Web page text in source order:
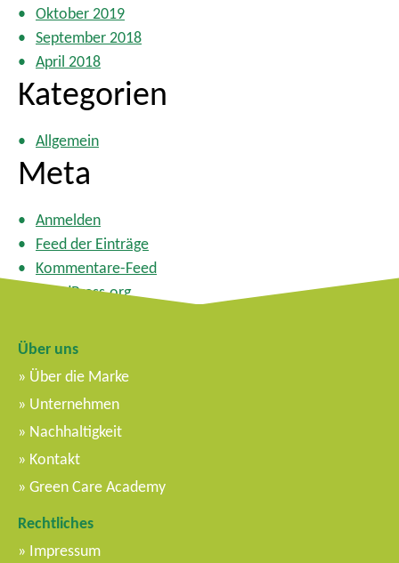
Oktober 2019
September 2018
April 2018
Kategorien
Allgemein
Meta
Anmelden
Feed der Einträge
Kommentare-Feed
WordPress.org
Über uns
Über die Marke
Unternehmen
Nachhaltigkeit
Kontakt
Green Care Academy
Rechtliches
Impressum